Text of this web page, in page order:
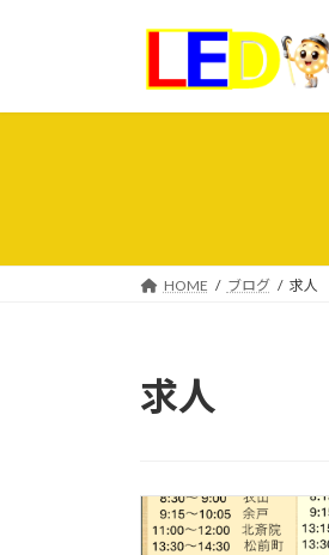
プ
動
HOME ブログ 求人
求人